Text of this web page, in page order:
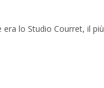
lo Studio Courret, il più